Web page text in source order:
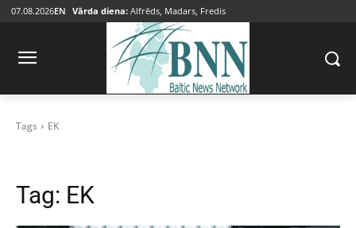
07.08.2026EN Vārda diena: Alfrēds, Madars, Fredis
Tags EK
Tag: EK